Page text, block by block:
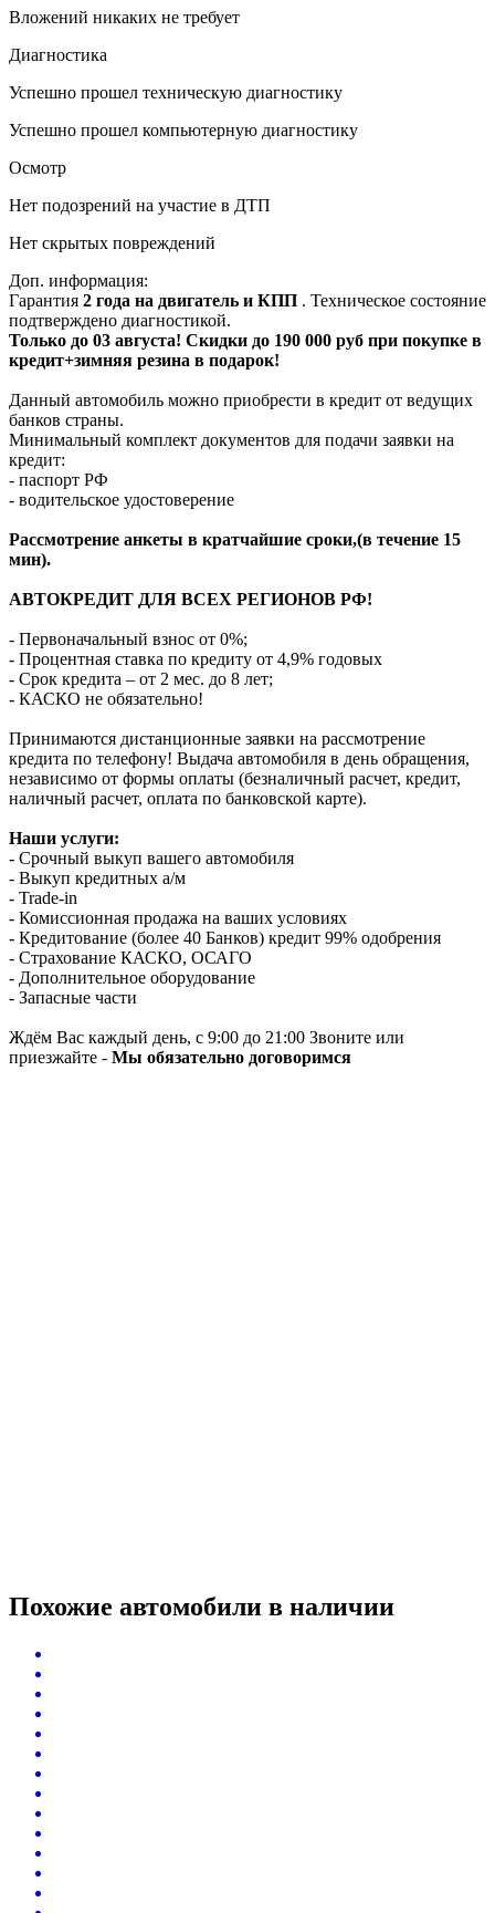
Вложений никаких не требует
Диагностика
Успешно прошел техническую диагностику
Успешно прошел компьютерную диагностику
Осмотр
Нет подозрений на участие в ДТП
Нет скрытых повреждений
Доп. информация:
Гарантия 2 года на двигатель и КПП . Техническое состояние
подтверждено диагностикой.
Только до 03 августа! Скидки до 190 000 руб при покупке в
кредит+зимняя резина в подарок!
Данный автомобиль можно приобрести в кредит от ведущих
банков страны.
Минимальный комплект документов для подачи заявки на
кредит:
- паспорт РФ
- водительское удостоверение
Рассмотрение анкеты в кратчайшие сроки,(в течение 15
мин).
АВТОКРЕДИТ ДЛЯ ВСЕХ РЕГИОНОВ РФ!
- Первоначальный взнос от 0%;
- Процентная ставка по кредиту от 4,9% годовых
- Срок кредита – от 2 мес. до 8 лет;
- КАСКО не обязательно!
Принимаются дистанционные заявки на рассмотрение
кредита по телефону! Выдача автомобиля в день обращения,
независимо от формы оплаты (безналичный расчет, кредит,
наличный расчет, оплата по банковской карте).
Наши услуги:
- Срочный выкуп вашего автомобиля
- Выкуп кредитных а/м
- Trade-in
- Комиссионная продажа на ваших условиях
- Кредитование (более 40 Банков) кредит 99% одобрения
- Страхование КАСКО, ОСАГО
- Дополнительное оборудование
- Запасные части
Ждём Вас каждый день, с 9:00 до 21:00 Звоните или
приезжайте - Мы обязательно договоримся
Похожие автомобили в наличии